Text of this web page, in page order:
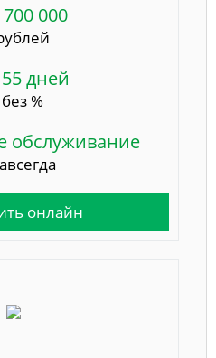
000
дней
без %
обслуживание
онлайн